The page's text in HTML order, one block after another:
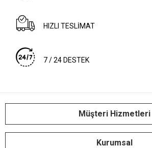
HIZLI TESLİMAT
7 / 24 DESTEK
Müşteri Hizmetleri
Kurumsal